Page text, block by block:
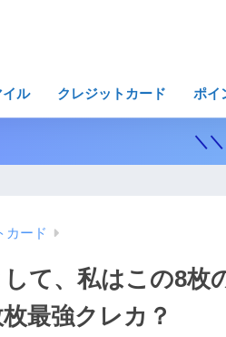
イル クレジットカード ポイ
＼
カード
て、私はこの8枚
最強クレカ？